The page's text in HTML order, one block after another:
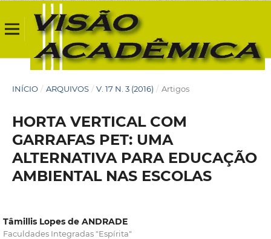
INÍCIO / ARQUIVOS / V. 17 N. 3 (2016) / Artigos
HORTA VERTICAL COM
GARRAFAS PET: UMA
ALTERNATIVA PARA EDUCAÇÃO
AMBIENTAL NAS ESCOLAS
Tâmillis Lopes de ANDRADE
Faculdades Integradas "Espírita"